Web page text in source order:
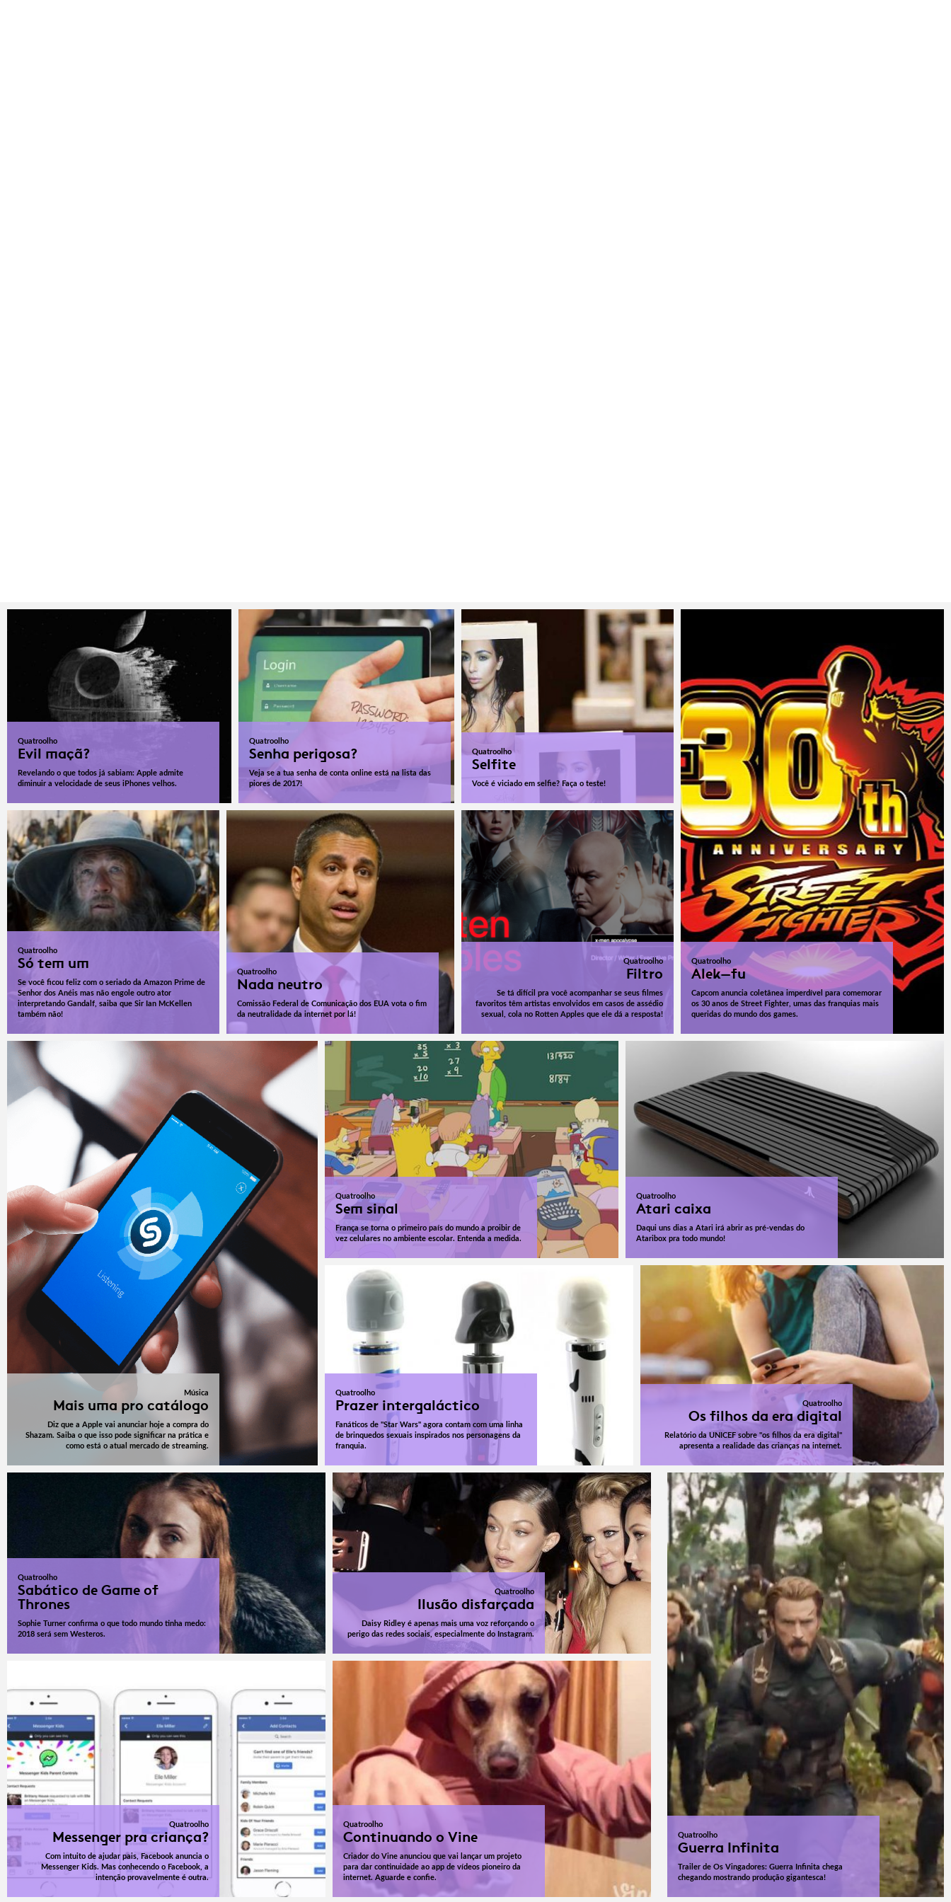
Quatroolho
Evil maçã?
Revelando o que todos já sabiam: Apple admite
diminuir a velocidade de seus iPhones velhos.
Quatroolho
Senha perigosa?
Veja se a tua senha de conta online está na lista das
piores de 2017!
Quatroolho
Selfite
Você é viciado em selfie? Faça o teste!
Quatroolho
Só tem um
Se você ficou feliz com o seriado da Amazon Prime de
Senhor dos Anéis mas não engole outro ator
interpretando Gandalf, saiba que Sir Ian McKellen
também não!
Quatroolho
Nada neutro
Comissão Federal de Comunicação dos EUA vota o fim
da neutralidade da internet por lá!
Quatroolho
Filtro
Se tá difícil pra você acompanhar se seus filmes
favoritos têm artistas envolvidos em casos de assédio
sexual, cola no Rotten Apples que ele dá a resposta!
Quatroolho
Alek-fu
Capcom anuncia coletânea imperdível para comemorar
os 30 anos de Street Fighter, umas das franquias mais
queridas do mundo dos games.
Quatroolho
Sem sinal
França se torna o primeiro país do mundo a proibir de
vez celulares no ambiente escolar. Entenda a medida.
Quatroolho
Atari caixa
Daqui uns dias a Atari irá abrir as pré-vendas do
Ataribox pra todo mundo!
Quatroolho
Prazer intergaláctico
Fanáticos de "Star Wars" agora contam com uma linha
de brinquedos sexuais inspirados nos personagens da
franquia.
Quatroolho
Os filhos da era digital
Relatório da UNICEF sobre "os filhos da era digital"
apresenta a realidade das crianças na internet.
Música
Mais uma pro catálogo
Diz que a Apple vai anunciar hoje a compra do
Shazam. Saiba o que isso pode significar na prática e
como está o atual mercado de streaming.
Quatroolho
Sabático de Game of
Thrones
Sophie Turner confirma o que todo mundo tinha medo:
2018 será sem Westeros.
Quatroolho
Ilusão disfarçada
Daisy Ridley é apenas mais uma voz reforçando o
perigo das redes sociais, especialmente do Instagram.
Quatroolho
Messenger pra criança?
Com intuito de ajudar pais, Facebook anuncia o
Messenger Kids. Mas conhecendo o Facebook, a
intenção provavelmente é outra.
Quatroolho
Continuando o Vine
Criador do Vine anunciou que vai lançar um projeto
para dar continuidade ao app de vídeos pioneiro da
internet. Aguarde e confie.
Quatroolho
Guerra Infinita
Trailer de Os Vingadores: Guerra Infinita chega
chegando mostrando produção gigantesca!